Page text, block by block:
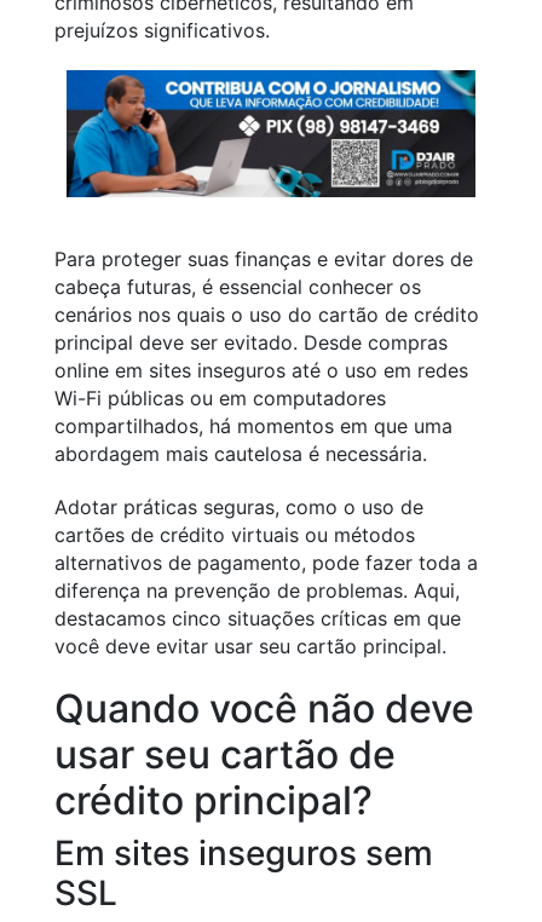
prejuízos significativos.
Para proteger suas finanças e evitar dores de
cabeça futuras, é essencial conhecer os
cenários nos quais o uso do cartão de crédito
principal deve ser evitado. Desde compras
online em sites inseguros até o uso em redes
Wi-Fi públicas ou em computadores
compartilhados, há momentos em que uma
abordagem mais cautelosa é necessária.
Adotar práticas seguras, como o uso de
cartões de crédito virtuais ou métodos
alternativos de pagamento, pode fazer toda a
diferença na prevenção de problemas. Aqui,
destacamos cinco situações críticas em que
você deve evitar usar seu cartão principal.
Quando você não deve
usar seu cartão de
crédito principal?
Em sites inseguros sem
SSL